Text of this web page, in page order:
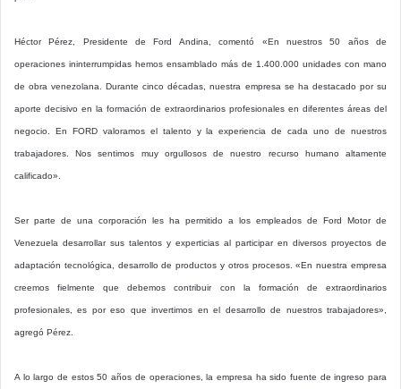
Héctor Pérez, Presidente de Ford Andina, comentó «En nuestros 50 años de
operaciones ininterrumpidas hemos ensamblado más de 1.400.000 unidades con mano
de obra venezolana. Durante cinco décadas, nuestra empresa se ha destacado por su
aporte decisivo en la formación de extraordinarios profesionales en diferentes áreas del
negocio. En FORD valoramos el talento y la experiencia de cada uno de nuestros
trabajadores. Nos sentimos muy orgullosos de nuestro recurso humano altamente
calificado».
Ser parte de una corporación les ha permitido a los empleados de Ford Motor de
Venezuela desarrollar sus talentos y experticias al participar en diversos proyectos de
adaptación tecnológica, desarrollo de productos y otros procesos. «En nuestra empresa
creemos fielmente que debemos contribuir con la formación de extraordinarios
profesionales, es por eso que invertimos en el desarrollo de nuestros trabajadores»,
agregó Pérez.
A lo largo de estos 50 años de operaciones, la empresa ha sido fuente de ingreso para